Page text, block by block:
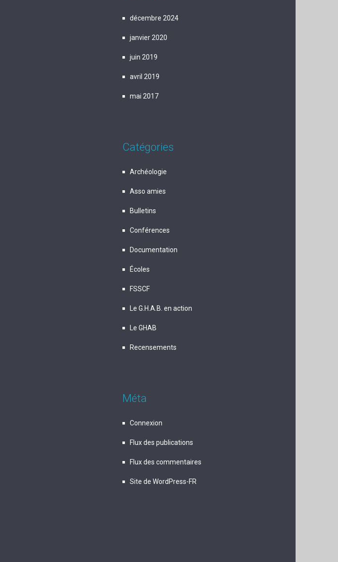
décembre 2024
janvier 2020
juin 2019
avril 2019
mai 2017
Catégories
Archéologie
Asso amies
Bulletins
Conférences
Documentation
Écoles
FSSCF
Le G.H.A.B. en action
Le GHAB
Recensements
Méta
Connexion
Flux des publications
Flux des commentaires
Site de WordPress-FR